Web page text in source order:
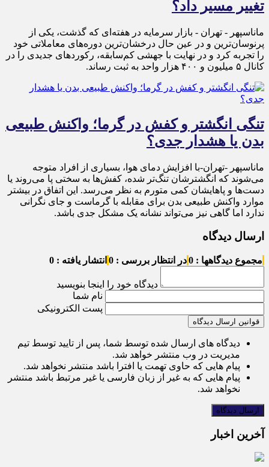
تغییر مسیر داد؟
ماناسپهر - تهران - بازار سرمایه در هفته‌ای که گذشت، یکی از
پرنوسان‌ترین و در عین حال درخشان‌ترین دوره‌های معاملاتی خود
را تجربه کرد و در نهایت با جهشی کم‌سابقه، رکوردهای جدیدی را در
کانال ۵ میلیون و ۴۰۰ هزار واحد به ثبت رساند.
تنگی انگشتر و کفش در گرما؛ واکنش طبیعی
بدن یا هشدار جدی؟
ماناسپهر -تهران-با افزایش دمای هوا، بسیاری از افراد متوجه
می‌شوند که انگشترشان تنگ‌تر شده، کفش‌ها به سختی پا می‌روند یا
دست‌ها و پاهایشان کمی متورم به نظر می‌رسد. این اتفاق در بیشتر
موارد واکنش طبیعی بدن برای مقابله با گرماست و جای نگرانی
ندارد اما گاهی نیز می‌تواند نشانه یک مشکل جدی باشد.
ارسال دیدگاه
مجموع دیدگاهها : 0 در انتظار بررسی : 0 انتشار یافته : 0
دیدگاه خود را اینجا بنویسید
نام شما
پست الکترونیکی
قوانین ارسال دیدگاه
دیدگاه های ارسال شده توسط شما، پس از تایید توسط تیم
مدیریت در وب منتشر خواهد شد.
پیام هایی که حاوی تهمت یا افترا باشد منتشر نخواهد شد.
پیام هایی که به غیر از زبان فارسی یا غیر مرتبط باشد منتشر
نخواهد شد.
آخرین اخبار